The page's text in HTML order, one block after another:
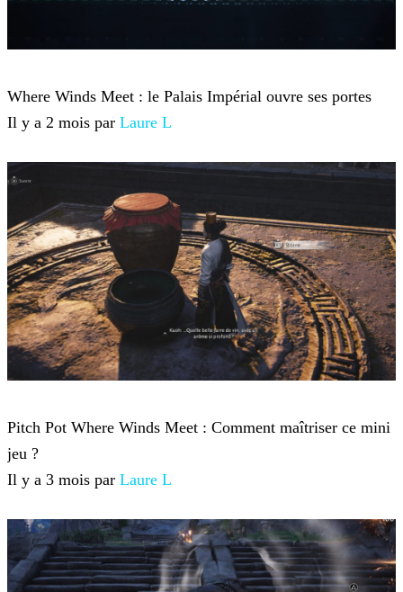
Where Winds Meet : le Palais Impérial ouvre ses portes
Il y a 2 mois par Laure L
Pitch Pot Where Winds Meet : Comment maîtriser ce mini
jeu ?
Il y a 3 mois par Laure L